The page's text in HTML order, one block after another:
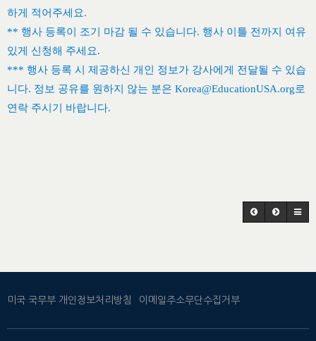
하게 적어주세요.
** 행사 등록이 조기 마감 될 수 있습니다. 행사 이틀 전까지 여유
있게 신청해 주세요.
*** 행사 등록 시 제공하신 개인 정보가 강사에게 전달될 수 있습
니다. 정보 공유를 원하지 않는 분은 Korea@EducationUSA.org로
연락 주시기 바랍니다.
미국 국무부 개인정보처리방침 이메일주소무단수집거부